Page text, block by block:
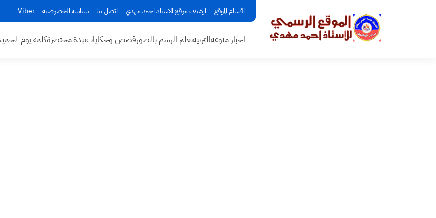
اقسام الموقع ارشيف موقع الاستاذ احمد مهدي اتصل بنا سياسة الخصوصية Viber
اخبار منوعهالتربيةتعلم الرسم بالصورقصص وحكاياتنبذة مختصرةكلمة يوم